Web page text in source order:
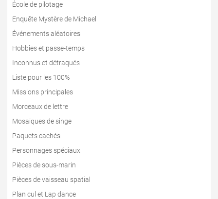
École de pilotage
Enquête Mystère de Michael
Événements aléatoires
Hobbies et passe-temps
Inconnus et détraqués
Liste pour les 100%
Missions principales
Morceaux de lettre
Mosaïques de singe
Paquets cachés
Personnages spéciaux
Pièces de sous-marin
Pièces de vaisseau spatial
Plan cul et Lap dance